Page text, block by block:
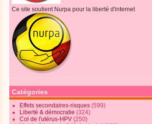
Ce site soutient Nurpa pour la liberté d'internet
Catégories
Effets secondaires-risques (599)
Liberté & démocratie (324)
Col de l'utérus-HPV (250)